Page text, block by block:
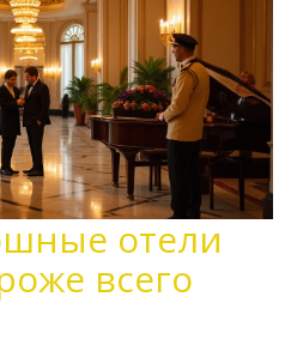
отели
всего